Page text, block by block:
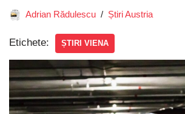
Adrian Rădulescu Știri Austria
Etichete: ȘTIRI VIENA